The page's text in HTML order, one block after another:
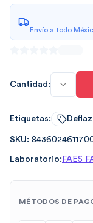
Envío a todo
Cantidad:
Etiquetas:
SKU:
Laboratorio: FAES
MÉTODOS DE